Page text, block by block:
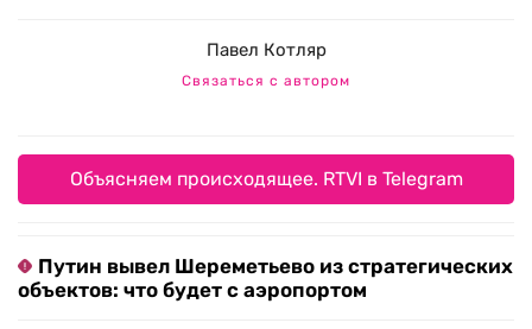
Павел Котляр
Связаться с автором
Объясняем происходящее. RTVI в Telegram
Путин вывел Шереметьево из стратегических
объектов: что будет с аэропортом